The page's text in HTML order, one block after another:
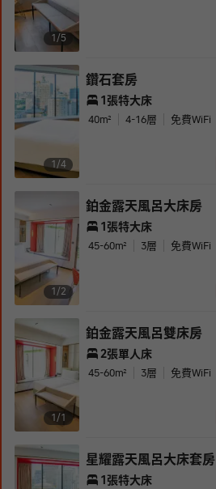
1/5
1/4
鑽石套房
1張特大床
40m² 4-16層 免費WiFi
1/2
鉑金露天風呂大床房
1張特大床
45-60m² 3層 免費WiFi
1/1
鉑金露天風呂雙床房
2張單人床
45-60m² 3層 免費WiFi
星耀露天風呂大床套房
1張特大床